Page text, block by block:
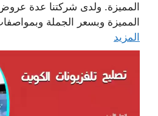
المميزة. ولدى شركتنا عدة
المميزة وبسعر الجملة
المزيد